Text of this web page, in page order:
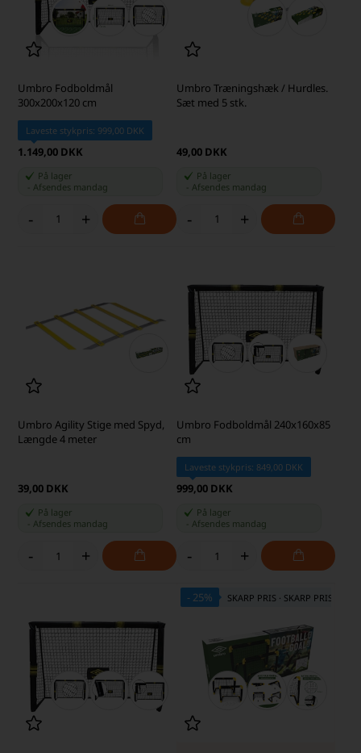
Umbro Fodboldmål
300x200x120 cm
Laveste stykpris: 999,00 DKK
1.149,00 DKK
På lager
Afsendes mandag
- +
Umbro Træningshæk / Hurdles.
Sæt med 5 stk.
49,00 DKK
På lager
Afsendes mandag
- +
Umbro Agility Stige med Spyd,
Længde 4 meter
39,00 DKK
På lager
-Afsendes mandag
- +
Umbro Fodboldmål 240x160x85
cm
Laveste stykpris: 849,00 DKK
999,00 DKK
På lager
Afsendes mandag
- +
- 25% SKARP PRIS · SKARP PRIS